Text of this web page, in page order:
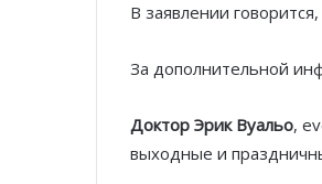
В заявлении говорится,
За дополнительной
Доктор Эрик Вуальо,
выходные и